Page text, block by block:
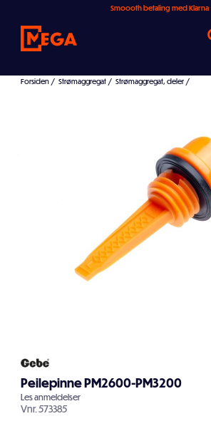
Smoooth betaling med Klarna
Forsiden / Strømaggregat / Strømaggregat, deler /
Peilepinne PM2600-PM3200
Lesanmeldelser
Vnr.573385